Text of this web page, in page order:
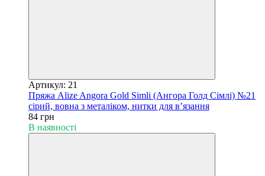
Артикул: 21
Пряжа Alize Angora Gold Simli (Ангора Голд Сімлі) №21
сірий, вовна з металіком, нитки для в’язання
84 грн
В наявності